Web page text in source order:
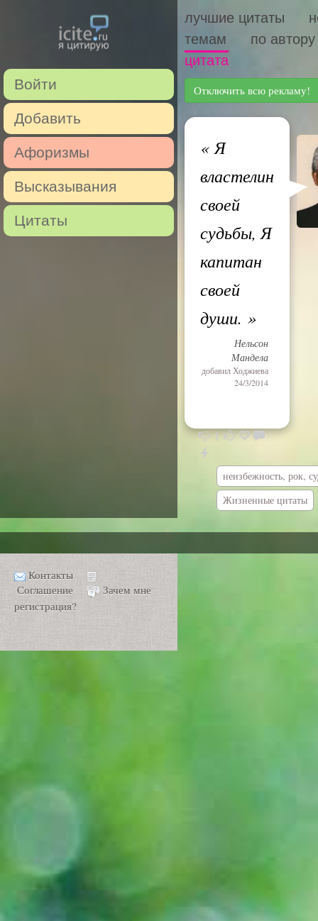
Войти
Добавить
Афоризмы
Высказывания
Цитаты
лучшие цитаты
темам
по автору
цитата
Отключить всю рекламу!
«Я
властелин
своей
судьбы, Я
капитан
своей
души. »
Нельсон
Мандела
добавил Ходжиева
24/3/2014
1
неизбежность, рок,
Жизненные цитаты
Контакты
Соглашение
Зачем мне
регистрация?